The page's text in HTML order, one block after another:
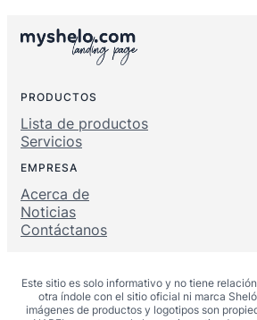
PRODUCTOS
Lista de productos
Servicios
EMPRESA
Acerca de
Noticias
Contáctanos
Este sitio es solo informativo y no tiene
otra índole con el sitio oficial ni marca Sheló
imágenes de productos y logotipos son